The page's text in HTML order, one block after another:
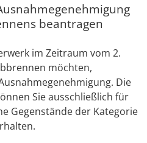
beantragen
im Zeitraum vom 2.
möchten,
Die
Sie ausschließlich für
Gegenstände der Kategorie